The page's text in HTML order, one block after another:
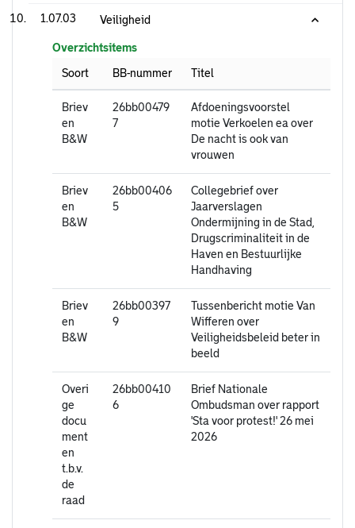
1.07.03 Veiligheid
Overzichtsitems
Soort
BB-nummer Titel
Briev
en
B&W
26bb00479
7
Afdoeningsvoorstel
motie Verkoelen ea over
De nacht is ook van
vrouwen
Briev
en
B&W
26bb00406
5
Collegebrief over
Jaarverslagen
Ondermijning in de Stad,
Drugscriminaliteit in de
Haven en Bestuurlijke
Handhaving
Briev
en
B&W
26bb00397
9
Tussenbericht motie Van
Wifferen over
Veiligheidsbeleid beter in
beeld
Overi
ge
docu
ment
en
t.b.v.
de
raad
26bb00410
6
Brief Nationale
Ombudsman over rapport
'Sta voor protest!' 26 mei
2026